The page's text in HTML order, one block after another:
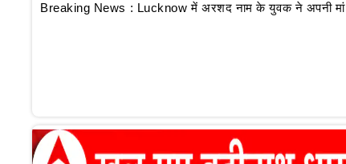
Breaking News : Lucknow में अरशद नाम के युवक ने अपनी मां